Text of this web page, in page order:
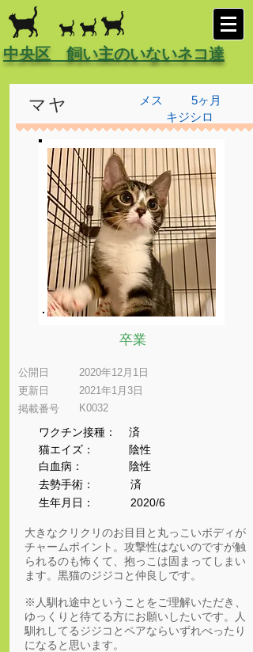
中央区 飼い主のいないネコ達
メス
マヤ
5ヶ月
キジシロ
卒業
公開日
更新日
​掲載番号
2020年12月1日
2021年1月3日
K0032
ワクチン接種：
猫エイズ：
​白血病：
​去勢手術：
生年月日：
済
陰性
陰性
済
2020/6
大きなクリクリのお目目と丸っこいボディが
チャームポイント。攻撃性はないのですが触
られるのも怖くて、抱っこは固まってしまい
ます。黒猫のジジコと仲良しです。
※人馴れ途中ということをご理解いただき、
ゆっくりと待てる方にお願いしたいです。人
馴れしてるジジコとペアならいずれべったり
になると思います。